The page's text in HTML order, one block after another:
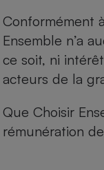
Conformément
Ensemble n’a
ce soit, ni
acteurs de la
Que Choisir
rémunération